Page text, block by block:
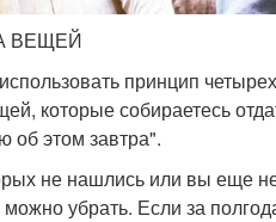
ВЕЩЕЙ
принцип
которые собираетесь
об этом завтра".
не нашлись или вы еще
убрать. Если за